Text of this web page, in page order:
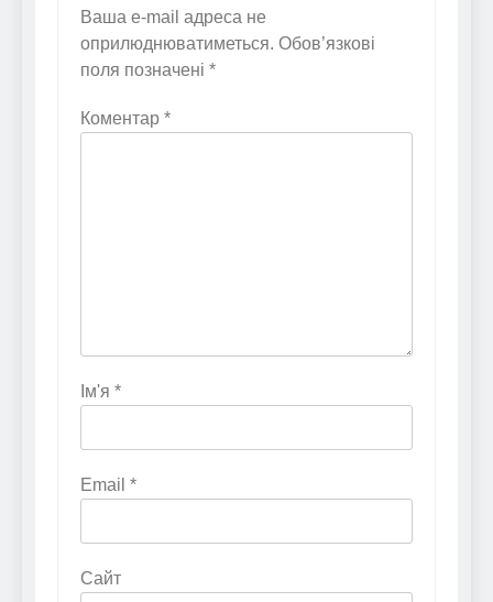
Ваша e-mail адреса не
оприлюднюватиметься. Обов’язкові
поля позначені *
Коментар *
Ім'я *
Email *
Сайт